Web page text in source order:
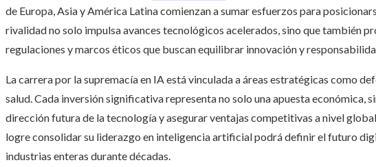
de Europa, Asia y América Latina comienzan a sumar esfuerzos para
rivalidad no solo impulsa avances tecnológicos acelerados, sino que también
regulaciones y marcos éticos que buscan equilibrar innovación y
La carrera por la supremacía en IA está vinculada a áreas estratégicas como
salud. Cada inversión significativa representa no solo una apuesta económica,
dirección futura de la tecnología y asegurar ventajas competitivas a nivel global.
logre consolidar su liderazgo en inteligencia artificial podrá definir el futuro
industrias enteras durante décadas.